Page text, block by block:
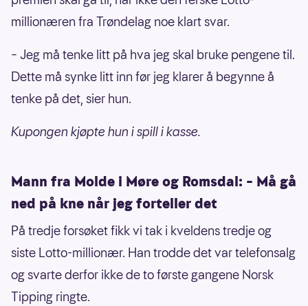
millionæren fra Trøndelag noe klart svar.
– Jeg må tenke litt på hva jeg skal bruke pengene til.
Dette må synke litt inn før jeg klarer å begynne å
tenke på det, sier hun.
Kupongen kjøpte hun i spill i kasse.
Mann fra Molde i Møre og Romsdal: – Må gå
ned på kne når jeg forteller det
På tredje forsøket fikk vi tak i kveldens tredje og
siste Lotto-millionær. Han trodde det var telefonsalg
og svarte derfor ikke de to første gangene Norsk
Tipping ringte.